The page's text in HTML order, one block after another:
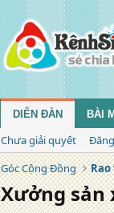
DIỄN ĐÀN BÀI
Chưa giải quyết
Góc Cộng Đồng
Xưởng sản